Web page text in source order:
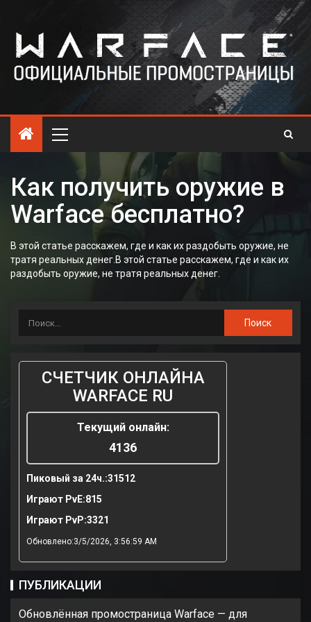
Как получить оружие в
Warface бесплатно?
В этой статье расскажем, где и как их раздобыть оружие, не
тратя реальных денег.В этой статье расскажем, где и как их
раздобыть оружие, не тратя реальных денег.
СЧЕТЧИК ОНЛАЙНА
WARFACE RU
Текущий онлайн:
4136
Пиковый за 24ч.:31512
Играют PvE:815
Играют PvP:3321
Обновлено:3/5/2026, 3:56:59 AM
ПУБЛИКАЦИИ
Обновлённая промостраница Warface — для